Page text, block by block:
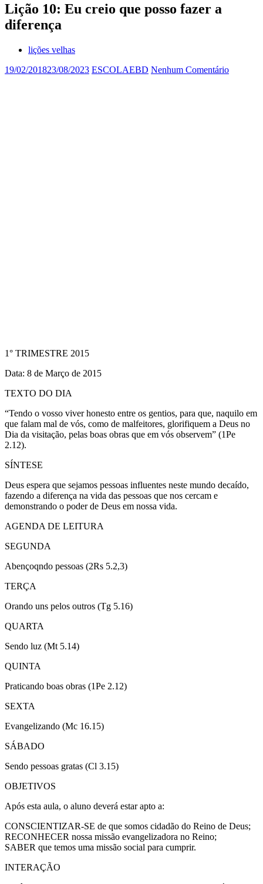
Lição 10: Eu creio que posso fazer a
diferença
lições velhas
19/02/201823/08/2023 ESCOLAEBD Nenhum Comentário
1° TRIMESTRE 2015
Data: 8 de Março de 2015
TEXTO DO DIA
“Tendo o vosso viver honesto entre os gentios, para que, naquilo em
que falam mal de vós, como de malfeitores, glorifiquem a Deus no
Dia da visitação, pelas boas obras que em vós observem” (1Pe
2.12).
SÍNTESE
Deus espera que sejamos pessoas influentes neste mundo decaído,
fazendo a diferença na vida das pessoas que nos cercam e
demonstrando o poder de Deus em nossa vida.
AGENDA DE LEITURA
SEGUNDA
Abençoqndo pessoas (2Rs 5.2,3)
TERÇA
Orando uns pelos outros (Tg 5.16)
QUARTA
Sendo luz (Mt 5.14)
QUINTA
Praticando boas obras (1Pe 2.12)
SEXTA
Evangelizando (Mc 16.15)
SÁBADO
Sendo pessoas gratas (Cl 3.15)
OBJETIVOS
Após esta aula, o aluno deverá estar apto a:
CONSCIENTIZAR-SE de que somos cidadão do Reino de Deus;
RECONHECER nossa missão evangelizadora no Reino;
SABER que temos uma missão social para cumprir.
INTERAÇÃO